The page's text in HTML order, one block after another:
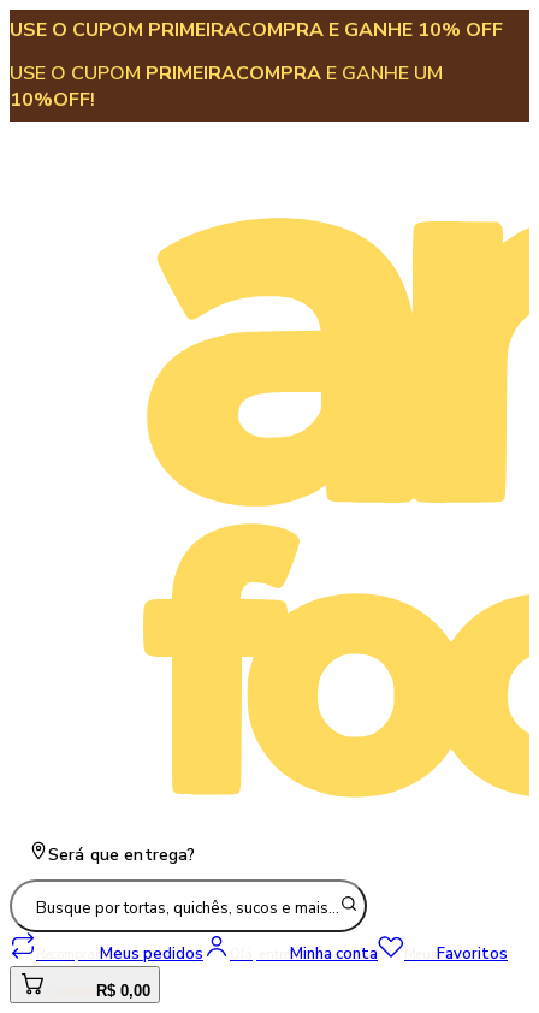
USE O CUPOM PRIMEIRACOMPRA E GANHE 10% OFF
USE O CUPOM PRIMEIRACOMPRA E GANHE UM
10%OFF!
Será que entrega?
Busque por tortas, quichês, sucos e mais…
Recomprar Meus pedidos Olá, entre Minha conta Meus Favoritos
R$ 0,00